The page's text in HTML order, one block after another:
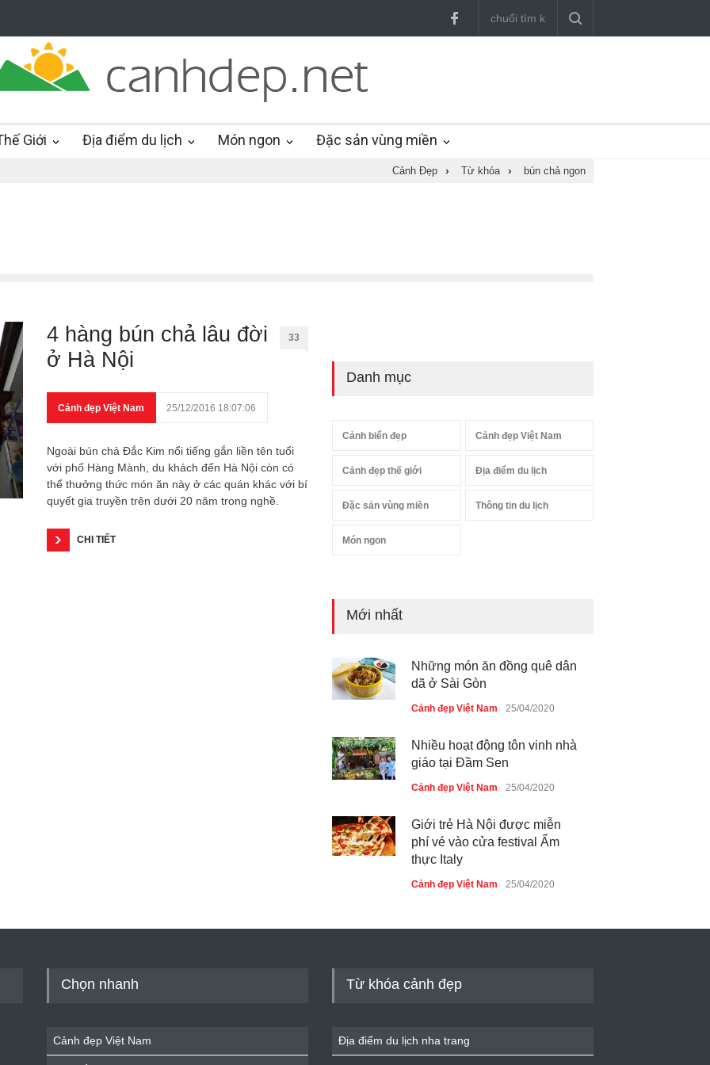
Giới Địa điểm du lịch Món ngon Đặc sản vùng miền
Cảnh Đẹp › Từ khóa › bún chả ngon
4 hàng bún chả lâu đời
ở Hà Nội
33
Cảnh đẹp Việt Nam 25/12/2016 18:07:06
Ngoài bún chả Đắc Kim nổi tiếng gắn liền tên tuổi
với phố Hàng Mành, du khách đến Hà Nội còn có
thể thưởng thức món ăn này ở các quán khác với bí
quyết gia truyền trên dưới 20 năm trong nghề.
CHI TIẾT
Danh mục
Cảnh biển đẹp Cảnh đẹp Việt Nam
Cảnh đẹp thế giới Địa điểm du lịch
Đặc sản vùng miền Thông tin du lịch
Món ngon
Mới nhất
Những món ăn đồng quê dân
dã ở Sài Gòn
Cảnh đẹp Việt Nam 25/04/2020
Nhiều hoạt động tôn vinh nhà
giáo tại Đầm Sen
Cảnh đẹp Việt Nam 25/04/2020
Giới trẻ Hà Nội được miễn
phí vé vào cửa festival Ẩm
thực Italy
Cảnh đẹp Việt Nam 25/04/2020
Cảnh đẹp Việt Nam
Chọn nhanh
Cảnh đẹp Việt Nam
Từ khóa cảnh đẹp
Địa điểm du lịch nha trang